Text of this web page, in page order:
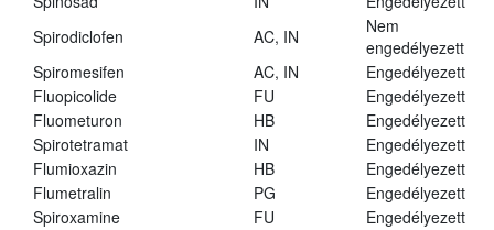
Spirodiclofen
AC, IN
Nem
engedélyezett
Spiromesifen
AC, IN
Engedélyezett
Fluopicolide
FU
Engedélyezett
Fluometuron
HB
Engedélyezett
Spirotetramat
IN
Engedélyezett
Flumioxazin
HB
Engedélyezett
Flumetralin
PG
Engedélyezett
Spiroxamine
FU
Engedélyezett